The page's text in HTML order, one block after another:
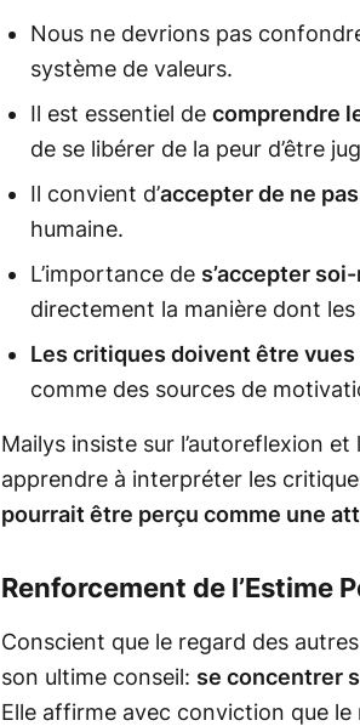
Nous ne devrions pas
système de valeurs.
Il est essentiel de comprendre
de se libérer de la peur d’être
Il convient d’accepter de ne
humaine.
L’importance de s’accepter
directement la manière dont
Les critiques doivent être vues
comme des sources de
Mailys insiste sur l’autoreflexion
apprendre à interpréter les
pourrait être perçu comme une
Renforcement de l’Estime
Conscient que le regard des
son ultime conseil: se concentrer
Elle affirme avec conviction que le